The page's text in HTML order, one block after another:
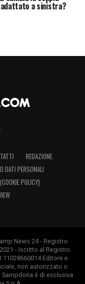
le foto
le foto
le foto
le foto
a sinistra?
REDAZIONE
DATI PERSONALI
POLICY)
News 24 - Registro
- Iscritto al Registro
11028660014 Editore e
non autorizzato o
Sampdoria è di esclusiva